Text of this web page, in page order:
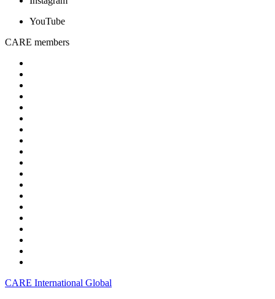
YouTube
CARE members
CARE International Global